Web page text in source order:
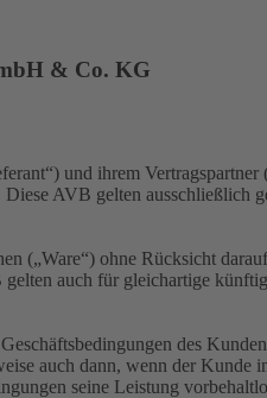
& Co. KG
und ihrem
AVB gelten ausschließlich
(„Ware“) ohne Rücksicht
auch für gleichartige
des
auch dann, wenn der Kunde
seine Leistung